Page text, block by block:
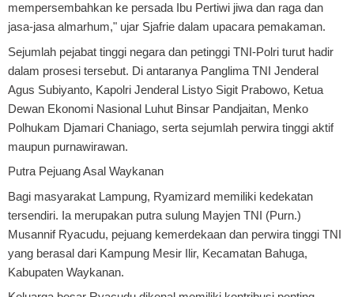
mempersembahkan ke persada Ibu Pertiwi jiwa dan raga dan
jasa-jasa almarhum," ujar Sjafrie dalam upacara pemakaman.
Sejumlah pejabat tinggi negara dan petinggi TNI-Polri turut hadir
dalam prosesi tersebut. Di antaranya Panglima TNI Jenderal
Agus Subiyanto, Kapolri Jenderal Listyo Sigit Prabowo, Ketua
Dewan Ekonomi Nasional Luhut Binsar Pandjaitan, Menko
Polhukam Djamari Chaniago, serta sejumlah perwira tinggi aktif
maupun purnawirawan.
Putra Pejuang Asal Waykanan
Bagi masyarakat Lampung, Ryamizard memiliki kedekatan
tersendiri. Ia merupakan putra sulung Mayjen TNI (Purn.)
Musannif Ryacudu, pejuang kemerdekaan dan perwira tinggi TNI
yang berasal dari Kampung Mesir Ilir, Kecamatan Bahuga,
Kabupaten Waykanan.